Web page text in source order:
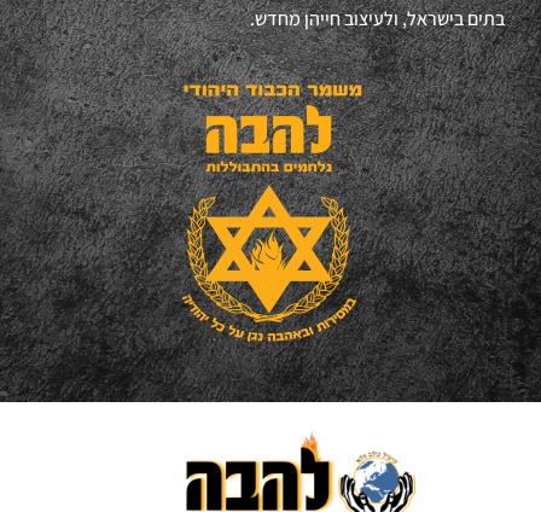
בתים בישראל, ולעיצוב חייהן מחדש.